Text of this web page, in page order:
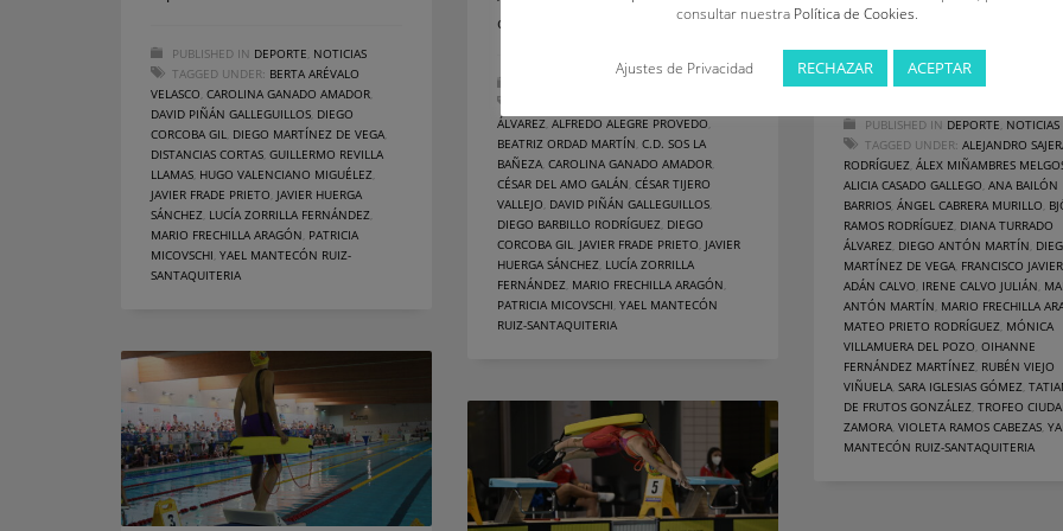
PUBLISHED IN DEPORTE, NOTICIAS
TAGGED UNDER: BERTA ARÉVALO
VELASCO, CAROLINA GANADO AMADOR,
DAVID PIÑÁN GALLEGUILLOS, DIEGO
CORCOBA GIL, DIEGO MARTÍNEZ DE VEGA,
DISTANCIAS CORTAS, GUILLERMO REVILLA
LLAMAS, HUGO VALENCIANO MIGUÉLEZ,
JAVIER FRADE PRIETO, JAVIER HUERGA
SÁNCHEZ, LUCÍA ZORRILLA FERNÁNDEZ,
MARIO FRECHILLA ARAGÓN, PATRICIA
MICOVSCHI, YAEL MANTECÓN RUIZ-
SANTAQUITERIA
de
ÁLVAREZ, ALFREDO ALEGRE PROVEDO,
BEATRIZ ORDAD MARTÍN, C.D. SOS LA
BAÑEZA, CAROLINA GANADO AMADOR,
CÉSAR DEL AMO GALÁN, CÉSAR TIJERO
VALLEJO, DAVID PIÑÁN GALLEGUILLOS,
DIEGO BARBILLO RODRÍGUEZ, DIEGO
CORCOBA GIL, JAVIER FRADE PRIETO, JAVIER
HUERGA SÁNCHEZ, LUCÍA ZORRILLA
FERNÁNDEZ, MARIO FRECHILLA ARAGÓN,
PATRICIA MICOVSCHI, YAEL MANTECÓN
RUIZ-SANTAQUITERIA
celebró el pasado domingo, 12
de
PUBLISHED IN DEPORTE, NOTICIAS
TAGGED UNDER: ALEJANDRO
RODRÍGUEZ, ÁLEX MIÑAMBRES
ALICIA CASADO GALLEGO, ANA BAILÓN
BARRIOS, ÁNGEL CABRERA MURILLO,
RAMOS RODRÍGUEZ, DIANA TURRADO
ÁLVAREZ, DIEGO ANTÓN MARTÍN,
MARTÍNEZ DE VEGA, FRANCISCO JAVIER
ADÁN CALVO, IRENE CALVO JULIÁN,
ANTÓN MARTÍN, MARIO FRECHILLA
MATEO PRIETO RODRÍGUEZ, MÓNICA
VILLAMUERA DEL POZO, OIHANNE
FERNÁNDEZ MARTÍNEZ, RUBÉN VIEJO
VIÑUELA, SARA IGLESIAS GÓMEZ,
DE FRUTOS GONZÁLEZ, TROFEO
ZAMORA, VIOLETA RAMOS CABEZAS,
MANTECÓN RUIZ-SANTAQUITERIA
consultar nuestra Política de Cookies.
Ajustes de Privacidad RECHAZAR ACEPTAR